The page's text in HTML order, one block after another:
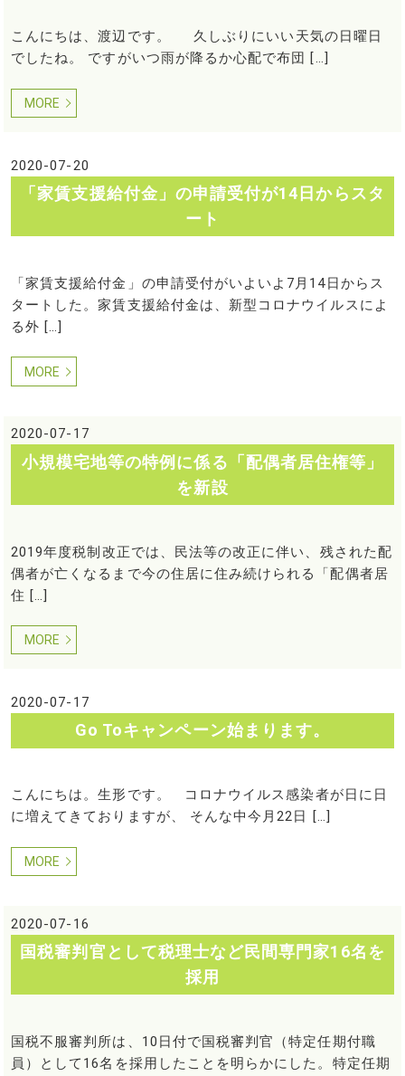
こんにちは、渡辺です。 久しぶりにいい天気の日曜日
でしたね。 ですがいつ雨が降るか心配で布団 […]
MORE
2020-07-20
「家賃支援給付金」の申請受付が14日からスタ
ート
「家賃支援給付金」の申請受付がいよいよ7月14日からス
タートした。家賃支援給付金は、新型コロナウイルスによ
る外 […]
MORE
2020-07-17
小規模宅地等の特例に係る「配偶者居住権等」
を新設
2019年度税制改正では、民法等の改正に伴い、残された配
偶者が亡くなるまで今の住居に住み続けられる「配偶者居
住 […]
MORE
2020-07-17
Go Toキャンペーン始まります。
こんにちは。生形です。 コロナウイルス感染者が日に日
に増えてきておりますが、 そんな中今月22日 […]
MORE
2020-07-16
国税審判官として税理士など民間専門家16名を
採用
国税不服審判所は、10日付で国税審判官（特定任期付職
員）として16名を採用したことを明らかにした。特定任期